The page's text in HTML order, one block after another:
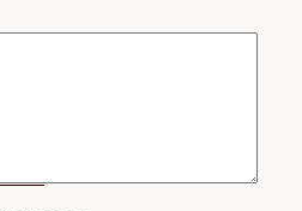
CRASAS Y